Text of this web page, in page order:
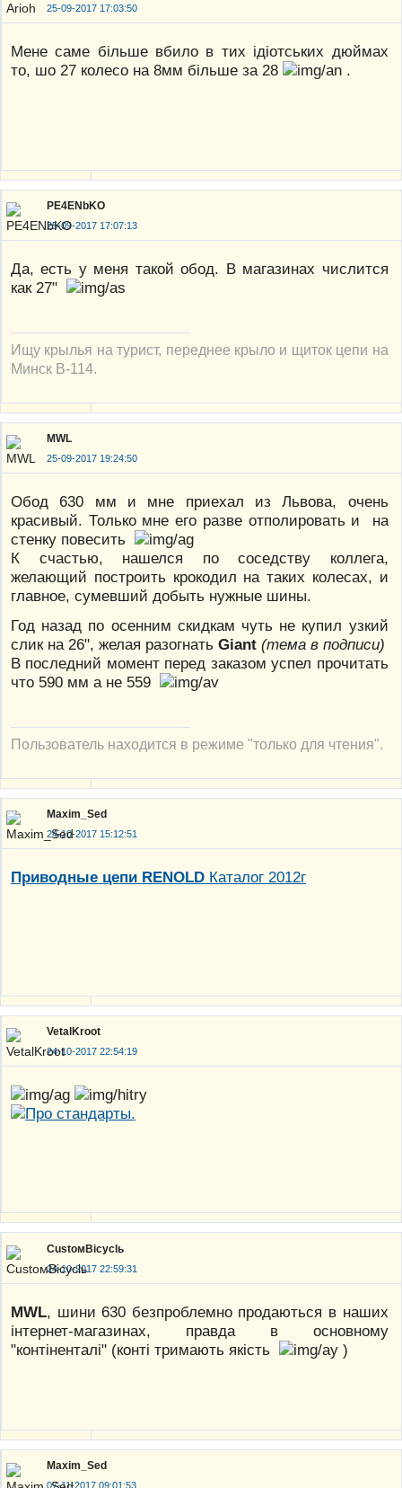
25-09-2017 17:03:50
Мене саме більше вбило в тих ідіотських дюймах
то, шо 27 колесо на 8мм більше за 28
.
PE4ENbKO
25-09-2017 17:07:13
Да, есть у меня такой обод. В магазинах числится
как 27"
Ищу крылья на турист, переднее крыло и щиток цепи на
Минск В-114.
MWL
25-09-2017 19:24:50
Обод 630 мм и мне приехал из Львова, очень
красивый. Только мне его разве отполировать и на
стенку повесить
К счастью, нашелся по соседству коллега,
желающий построить крокодил на таких колесах, и
главное, сумевший добыть нужные шины.
Год назад по осенним скидкам чуть не купил узкий
слик на 26", желая разогнать Giant (тема в подписи)
В последний момент перед заказом успел прочитать
что 590 мм а не 559
Пользователь находится в режиме "только для чтения".
Maxim_Sed
24-10-2017 15:12:51
Приводные цепи RENOLD Каталог 2012г
VetalKroot
24-10-2017 22:54:19
CustoмBicyclь
24-10-2017 22:59:31
MWL, шини 630 безпроблемно продаються в наших
інтернет-магазинах, правда в основному
"контіненталі" (конті тримають якість
)
Maxim_Sed
07-11-2017 09:01:53